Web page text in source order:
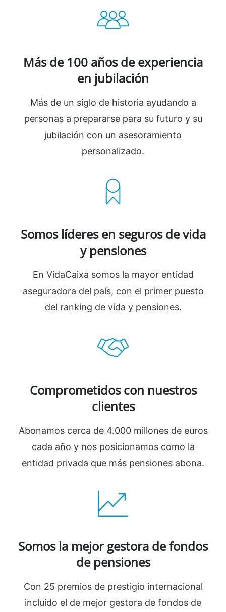
Más de 100 años de experiencia
en jubilación
Más de un siglo de historia ayudando a
personas a prepararse para su futuro y su
jubilación con un asesoramiento
personalizado.
Somos líderes en seguros de vida
y pensiones
En VidaCaixa somos la mayor entidad
aseguradora del país, con el primer puesto
del ranking de vida y pensiones.
Comprometidos con nuestros
clientes
Abonamos cerca de 4.000 millones de euros
cada año y nos posicionamos como la
entidad privada que más pensiones abona.
Somos la mejor gestora de fondos
de pensiones
Con 25 premios de prestigio internacional
incluido el de mejor gestora de fondos de